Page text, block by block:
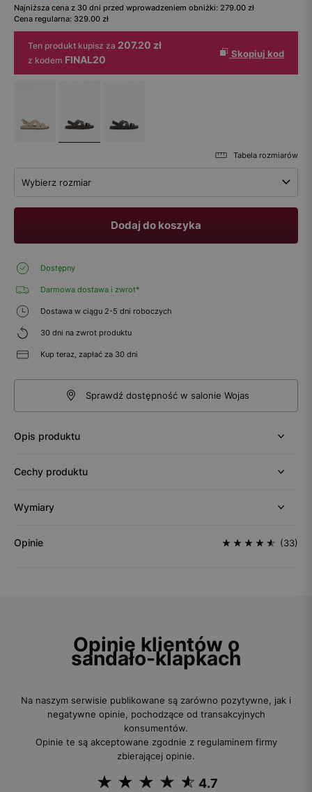
Najniższa cena z 30 dni przed wprowadzeniem obniżki: 279.00 zł
Cena regularna: 329.00 zł
Ten produkt kupisz za 207.20 zł
z kodem FINAL20 Skopiuj kod
Tabela rozmiarów
Wybierz rozmiar
Dodaj do koszyka
Dostępny
Darmowa dostawa i zwrot*
Dostawa w ciągu 2-5 dni roboczych
30 dni na zwrot produktu
Kup teraz, zapłać za 30 dni
Sprawdź dostępność w salonie Wojas
Opis produktu
Cechy produktu
Wymiary
Opinie (33)
Opinie klientów o
sandało-klapkach
Na naszym serwisie publikowane są zarówno pozytywne, jak i
negatywne opinie, pochodzące od transakcyjnych
konsumentów.
Opinie te są akceptowane zgodnie z regulaminem firmy
zbierającej opinie.
4.7